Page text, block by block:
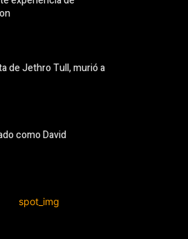
de Jethro Tull, murió a
como David